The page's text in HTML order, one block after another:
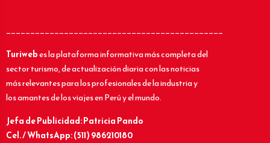
_____________________________________________
Turiwebes la plataforma informativa más completa del
sector turismo, de actualización diaria con las noticias
más relevantes para los profesionales de la industria y
los amantes de los viajes en Perú y el mundo.
Jefa de Publicidad: Patricia Pando
Cel. / WhatsApp: (511) 986210180